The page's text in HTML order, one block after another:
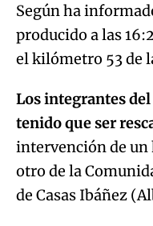
Según ha
producido a las
el kilómetro 53 de
Los integrantes
tenido que ser
intervención de
otro de la
de Casas Ibáñez